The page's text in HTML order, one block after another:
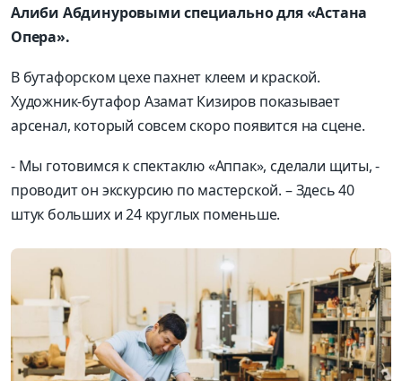
Алиби Абдинуровымиспециальнодля«Астана
Опера».
В бутафорском цехе пахнет клеем и краской.
Художник-бутафор АзаматКизиров показывает
арсенал, который совсем скоро появится на сцене.
- Мы готовимся к спектаклю «Аппак», сделали щиты, -
проводит он экскурсию по мастерской. – Здесь 40
штук больших и24 круглых поменьше.